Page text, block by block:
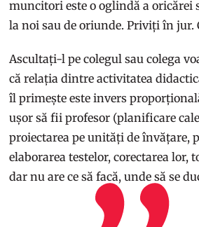
muncitori este o oglindă a oricărei
la noi sau de oriunde. Priviți în jur.
Ascultați-l pe colegul sau colega
că relația dintre activitatea
îl primește este invers
ușor să fii profesor (planificare
proiectarea pe unități de învățare,
elaborarea testelor, corectarea lor,
dar nu are ce să facă, unde să se